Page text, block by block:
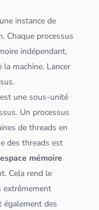
une instance de
Chaque processus
indépendant,
machine. Lancer
une sous-unité
Un processus
de threads en
des threads est
mémoire
Cela rend le
extrêmement
également des